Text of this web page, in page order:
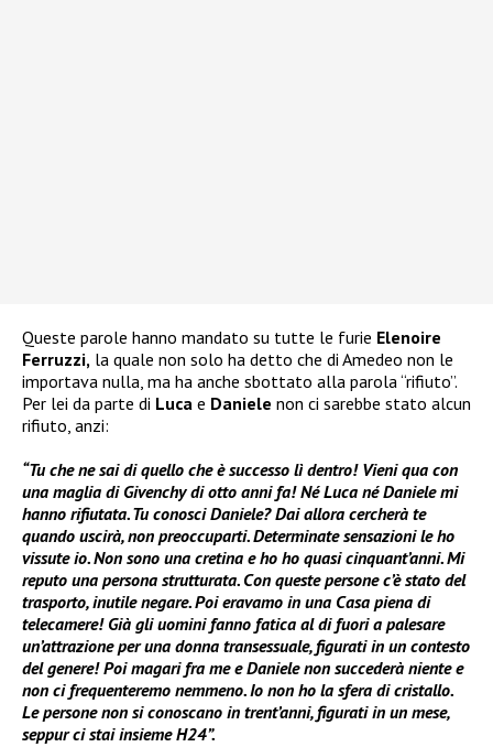
Queste parole hanno mandato su tutte le furie Elenoire
Ferruzzi, la quale non solo ha detto che di Amedeo non le
importava nulla, ma ha anche sbottato alla parola “rifiuto”.
Per lei da parte di Luca e Daniele non ci sarebbe stato alcun
rifiuto, anzi:
“Tu che ne sai di quello che è successo lì dentro! Vieni qua con
una maglia di Givenchy di otto anni fa! Né Luca né Daniele mi
hanno rifiutata. Tu conosci Daniele? Dai allora cercherà te
quando uscirà, non preoccuparti. Determinate sensazioni le ho
vissute io. Non sono una cretina e ho ho quasi cinquant’anni. Mi
reputo una persona strutturata. Con queste persone c’è stato del
trasporto, inutile negare. Poi eravamo in una Casa piena di
telecamere! Già gli uomini fanno fatica al di fuori a palesare
un’attrazione per una donna transessuale, figurati in un contesto
del genere! Poi magari fra me e Daniele non succederà niente e
non ci frequenteremo nemmeno. Io non ho la sfera di cristallo.
Le persone non si conoscano in trent’anni, figurati in un mese,
seppur ci stai insieme H24”.